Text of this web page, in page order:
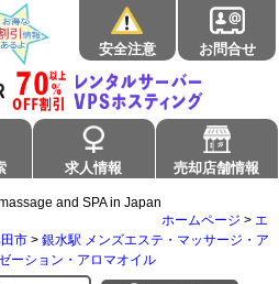
安全注意 お問合せ
求人情報 売却店舗情報
and SPA in Japan
ホームページ > エ
市 > 銀水駅 メンズエステ・マッサージ・ア
ーション・アロマオイル